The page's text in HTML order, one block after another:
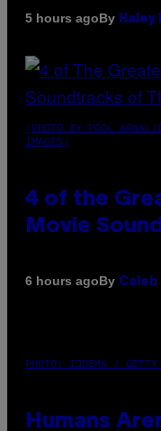
5 hours agoBy Haley
(PHOTO BY POOL
IMAGES)
4 of the
Movie
6 hours agoBy Caleb
PHOTO: IJDEMA / GETTY
Humans